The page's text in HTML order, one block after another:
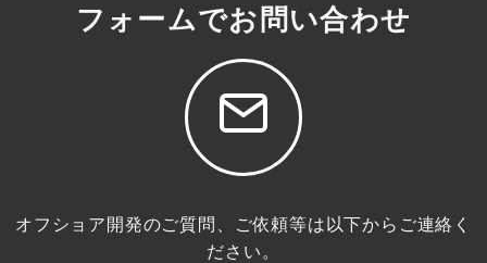
フォームでお問い合わせ
オフショア開発のご質問、ご依頼等は以下からご連絡く
ださい。